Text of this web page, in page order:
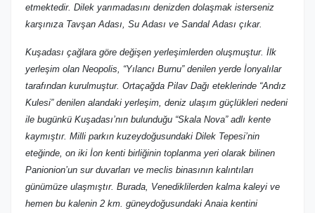
etmektedir. Dilek yarımadasını denizden dolaşmak isterseniz
karşınıza Tavşan Adası, Su Adası ve Sandal Adası çıkar.
Kuşadası çağlara göre değişen yerleşimlerden oluşmuştur. İlk
yerleşim olan Neopolis, “Yılancı Burnu” denilen yerde İonyalılar
tarafından kurulmuştur. Ortaçağda Pilav Dağı eteklerinde “Andız
Kulesi” denilen alandaki yerleşim, deniz ulaşım güçlükleri nedeni
ile bugünkü Kuşadası’nın bulunduğu “Skala Nova” adlı kente
kaymıştır. Milli parkın kuzeydoğusundaki Dilek Tepesi’nin
eteğinde, on iki İon kenti birliğinin toplanma yeri olarak bilinen
Panionion’un sur duvarları ve meclis binasının kalıntıları
günümüze ulaşmıştır. Burada, Venediklilerden kalma kaleyi ve
hemen bu kalenin 2 km. güneydoğusundaki Anaia kentini